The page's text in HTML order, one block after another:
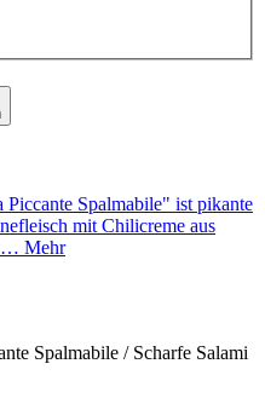
Spalmabile" ist pikante
mit Chilicreme aus
Mehr
Spalmabile / Scharfe Salami